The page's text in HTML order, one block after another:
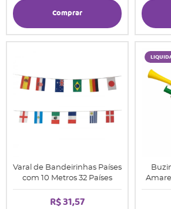
Comprar
Varal de Bandeirinhas Países
com 10 Metros 32 Países
R$ 31,57